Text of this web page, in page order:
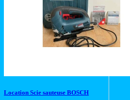
Location Scie sauteuse BOSCH